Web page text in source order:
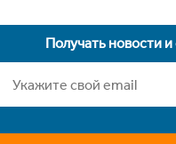
Получать новости